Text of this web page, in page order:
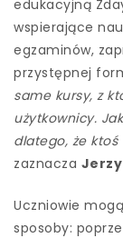
edukacyjną
wspierające
egzaminów,
przystępnej
same kursy, z
użytkownicy.
dlatego, że
zaznacza
Uczniowie
sposoby: